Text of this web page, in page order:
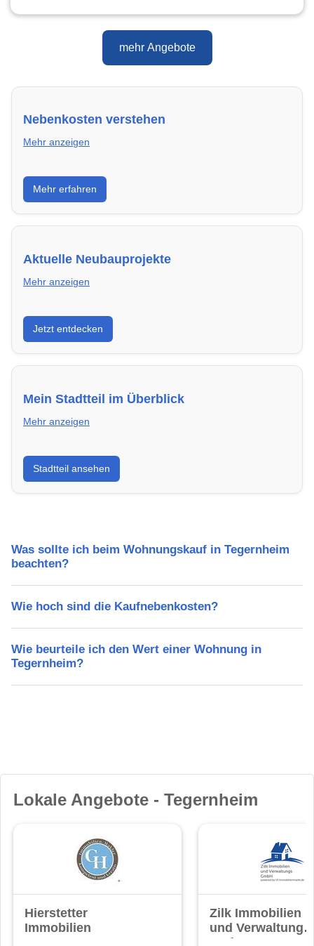
mehr Angebote
Nebenkosten verstehen
Mehr anzeigen
Erfahre, welche Nebenkosten rechtmäßig sind und
wie du deine monatliche Belastung optimieren
kannst.
Mehr erfahren
Aktuelle Neubauprojekte
Mehr anzeigen
Entdecke Neubauprojekte in Tegernheim – modern,
energieeffizient und sofort bezugsfertig.
Jetzt entdecken
Mein Stadtteil im Überblick
Mehr anzeigen
Erfahre mehr über deinen Stadtteil in Tegernheim:
Lebensqualität, Verkehrsanbindung, Schulen,
Freizeitmöglichkeiten und Mietpreise.
Stadtteil ansehen
Was sollte ich beim Wohnungskauf in Tegernheim
beachten?
Wie hoch sind die Kaufnebenkosten?
Wie beurteile ich den Wert einer Wohnung in
Tegernheim?
Lokale Angebote - Tegernheim
Hierstetter
Immobilien
Zilk Immobilien
und Verwaltungs
GmbH